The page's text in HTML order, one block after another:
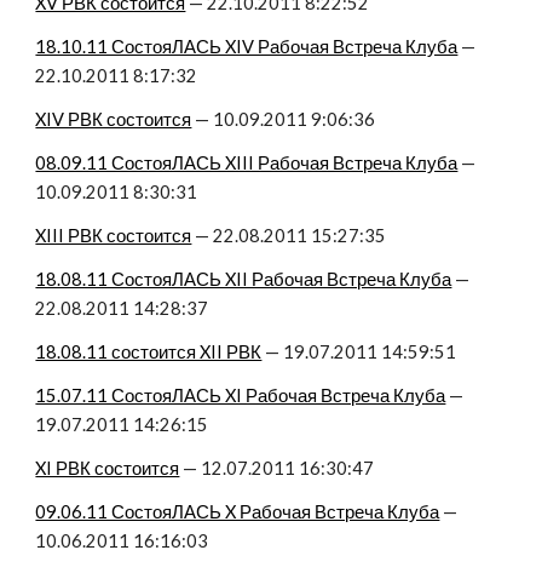
18.10.11 СостояЛАСЬ XIV Рабочая Встреча Клуба —
22.10.2011 8:17:32
XIV РВК состоится — 10.09.2011 9:06:36
08.09.11 СостояЛАСЬ XIII Рабочая Встреча Клуба —
10.09.2011 8:30:31
XIII РВК состоится — 22.08.2011 15:27:35
18.08.11 СостояЛАСЬ XII Рабочая Встреча Клуба —
22.08.2011 14:28:37
18.08.11 состоится XII РВК — 19.07.2011 14:59:51
15.07.11 СостояЛАСЬ XI Рабочая Встреча Клуба —
19.07.2011 14:26:15
XI РВК состоится — 12.07.2011 16:30:47
09.06.11 СостояЛАСЬ X Рабочая Встреча Клуба —
10.06.2011 16:16:03